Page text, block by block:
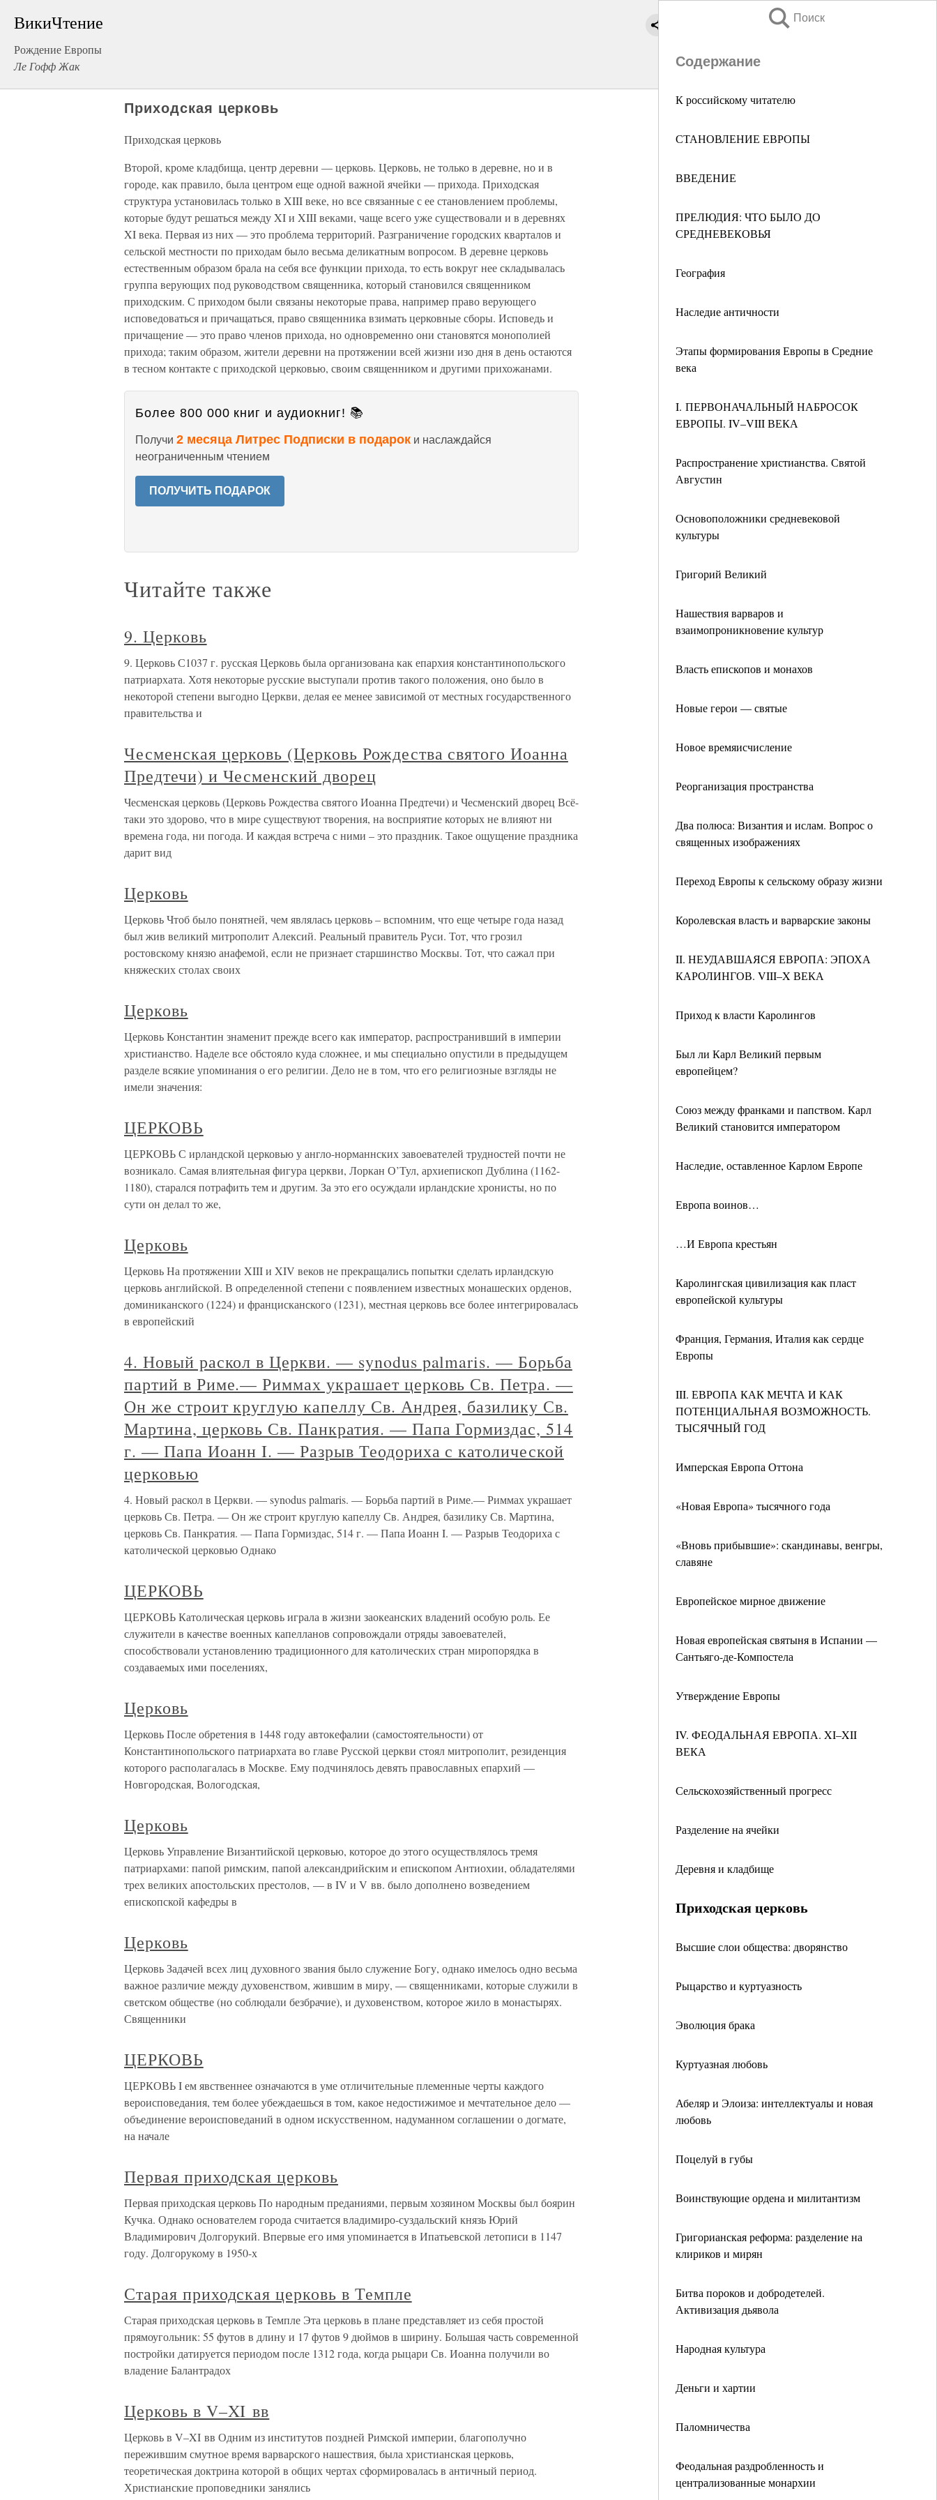
ВикиЧтение
Рождение Европы
Ле Гофф Жак
Поиск
Содержание
К российскому читателю
СТАНОВЛЕНИЕ ЕВРОПЫ
ВВЕДЕНИЕ
ПРЕЛЮДИЯ: ЧТО БЫЛО ДО
СРЕДНЕВЕКОВЬЯ
География
Наследие античности
Этапы формирования Европы в Средние
века
I. ПЕРВОНАЧАЛЬНЫЙ НАБРОСОК
ЕВРОПЫ. IV–VIII ВЕКА
Распространение христианства. Святой
Августин
Основоположники средневековой
культуры
Григорий Великий
Нашествия варваров и
взаимопроникновение культур
Власть епископов и монахов
Новые герои — святые
Новое времяисчисление
Реорганизация пространства
Два полюса: Византия и ислам. Вопрос о
священных изображениях
Переход Европы к сельскому образу жизни
Королевская власть и варварские законы
II. НЕУДАВШАЯСЯ ЕВРОПА: ЭПОХА
КАРОЛИНГОВ. VIII–X ВЕКА
Приход к власти Каролингов
Был ли Карл Великий первым
европейцем?
Союз между франками и папством. Карл
Великий становится императором
Наследие, оставленное Карлом Европе
Европа воинов…
…И Европа крестьян
Каролингская цивилизация как пласт
европейской культуры
Франция, Германия, Италия как сердце
Европы
III. ЕВРОПА КАК МЕЧТА И КАК
ПОТЕНЦИАЛЬНАЯ ВОЗМОЖНОСТЬ.
ТЫСЯЧНЫЙ ГОД
Имперская Европа Оттона
«Новая Европа» тысячного года
«Вновь прибывшие»: скандинавы, венгры,
славяне
Европейское мирное движение
Новая европейская святыня в Испании —
Сантьяго-де-Компостела
Утверждение Европы
IV. ФЕОДАЛЬНАЯ ЕВРОПА. XI–XII
ВЕКА
Сельскохозяйственный прогресс
Разделение на ячейки
Деревня и кладбище
Приходская церковь
Высшие слои общества: дворянство
Рыцарство и куртуазность
Эволюция брака
Куртуазная любовь
Абеляр и Элоиза: интеллектуалы и новая
любовь
Поцелуй в губы
Воинствующие ордена и милитантизм
Григорианская реформа: разделение на
клириков и мирян
Битва пороков и добродетелей.
Активизация дьявола
Народная культура
Деньги и хартии
Паломничества
Феодальная раздробленность и
централизованные монархии
Приходская церковь
Приходская церковь
Второй, кроме кладбища, центр деревни — церковь. Церковь, не только в деревне, но и в
городе, как правило, была центром еще одной важной ячейки — прихода. Приходская
структура установилась только в XIII веке, но все связанные с ее становлением проблемы,
которые будут решаться между XI и XIII веками, чаще всего уже существовали и в деревнях
XI века. Первая из них — это проблема территорий. Разграничение городских кварталов и
сельской местности по приходам было весьма деликатным вопросом. В деревне церковь
естественным образом брала на себя все функции прихода, то есть вокруг нее складывалась
группа верующих под руководством священника, который становился священником
приходским. С приходом были связаны некоторые права, например право верующего
исповедоваться и причащаться, право священника взимать церковные сборы. Исповедь и
причащение — это право членов прихода, но одновременно они становятся монополией
прихода; таким образом, жители деревни на протяжении всей жизни изо дня в день остаются
в тесном контакте с приходской церковью, своим священником и другими прихожанами.
Более 800 000 книг и аудиокниг! 📚
Получи 2 месяца Литрес Подписки в подарок и наслаждайся
неограниченным чтением
ПОЛУЧИТЬ ПОДАРОК
Читайте также
9. Церковь
9. Церковь С1037 г. русская Церковь была организована как епархия константинопольского
патриархата. Хотя некоторые русские выступали против такого положения, оно было в
некоторой степени выгодно Церкви, делая ее менее зависимой от местных государственного
правительства и
Чесменская церковь (Церковь Рождества святого Иоанна
Предтечи) и Чесменский дворец
Чесменская церковь (Церковь Рождества святого Иоанна Предтечи) и Чесменский дворец Всё-
таки это здорово, что в мире существуют творения, на восприятие которых не влияют ни
времена года, ни погода. И каждая встреча с ними – это праздник. Такое ощущение праздника
дарит вид
Церковь
Церковь Чтоб было понятней, чем являлась церковь – вспомним, что еще четыре года назад
был жив великий митрополит Алексий. Реальный правитель Руси. Тот, что грозил
ростовскому князю анафемой, если не признает старшинство Москвы. Тот, что сажал при
княжеских столах своих
Церковь
Церковь Константин знаменит прежде всего как император, распространивший в империи
христианство. Наделе все обстояло куда сложнее, и мы специально опустили в предыдущем
разделе всякие упоминания о его религии. Дело не в том, что его религиозные взгляды не
имели значения:
ЦЕРКОВЬ
ЦЕРКОВЬ С ирландской церковью у англо-норманнских завоевателей трудностей почти не
возникало. Самая влиятельная фигура церкви, Лоркан О’Тул, архиепископ Дублина (1162-
1180), старался потрафить тем и другим. За это его осуждали ирландские хронисты, но по
сути он делал то же,
Церковь
Церковь На протяжении XIII и XIV веков не прекращались попытки сделать ирландскую
церковь английской. В определенной степени с появлением известных монашеских орденов,
доминиканского (1224) и францисканского (1231), местная церковь все более интегрировалась
в европейский
4. Новый раскол в Церкви. — synodus palmaris. — Борьба
партий в Риме.— Риммах украшает церковь Св. Петра. —
Он же строит круглую капеллу Св. Андрея, базилику Св.
Мартина, церковь Св. Панкратия. — Папа Гормиздас, 514
г. — Папа Иоанн I. — Разрыв Теодориха с католической
церковью
4. Новый раскол в Церкви. — synodus palmaris. — Борьба партий в Риме.— Риммах украшает
церковь Св. Петра. — Он же строит круглую капеллу Св. Андрея, базилику Св. Мартина,
церковь Св. Панкратия. — Папа Гормиздас, 514 г. — Папа Иоанн I. — Разрыв Теодориха с
католической церковью Однако
ЦЕРКОВЬ
ЦЕРКОВЬ Католическая церковь играла в жизни заокеанских владений особую роль. Ее
служители в качестве военных капелланов сопровождали отряды завоевателей,
способствовали установлению традиционного для католических стран миропорядка в
создаваемых ими поселениях,
Церковь
Церковь После обретения в 1448 году автокефалии (самостоятельности) от
Константинопольского патриархата во главе Русской церкви стоял митрополит, резиденция
которого располагалась в Москве. Ему подчинялось девять православных епархий —
Новгородская, Вологодская,
Церковь
Церковь Управление Византийской церковью, которое до этого осуществлялось тремя
патриархами: папой римским, папой александрийским и епископом Антиохии, обладателями
трех великих апостольских престолов, — в IV и V вв. было дополнено возведением
епископской кафедры в
Церковь
Церковь Задачей всех лиц духовного звания было служение Богу, однако имелось одно весьма
важное различие между духовенством, жившим в миру, — священниками, которые служили в
светском обществе (но соблюдали безбрачие), и духовенством, которое жило в монастырях.
Священники
ЦЕРКОВЬ
ЦЕРКОВЬ I ем явственнее означаются в уме отличительные племенные черты каждого
вероисповедания, тем более убеждаешься в том, какое недостижимое и мечтательное дело —
объединение вероисповеданий в одном искусственном, надуманном соглашении о догмате,
на начале
Первая приходская церковь
Первая приходская церковь По народным преданиями, первым хозяином Москвы был боярин
Кучка. Однако основателем города считается владимиро-суздальский князь Юрий
Владимирович Долгорукий. Впервые его имя упоминается в Ипатьевской летописи в 1147
году. Долгорукому в 1950-х
Старая приходская церковь в Темпле
Старая приходская церковь в Темпле Эта церковь в плане представляет из себя простой
прямоугольник: 55 футов в длину и 17 футов 9 дюймов в ширину. Большая часть современной
постройки датируется периодом после 1312 года, когда рыцари Св. Иоанна получили во
владение Балантрадох
Церковь в V–XI вв
Церковь в V–XI вв Одним из институтов поздней Римской империи, благополучно
пережившим смутное время варварского нашествия, была христианская церковь,
теоретическая доктрина которой в общих чертах сформировалась в античный период.
Христианские проповедники занялись